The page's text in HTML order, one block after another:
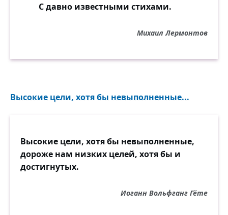
С давно известными стихами.
Михаил Лермонтов
Высокие цели, хотя бы невыполненные...
Высокие цели, хотя бы невыполненные,
дороже нам низких целей, хотя бы и
достигнутых.
Иоганн Вольфганг Гёте